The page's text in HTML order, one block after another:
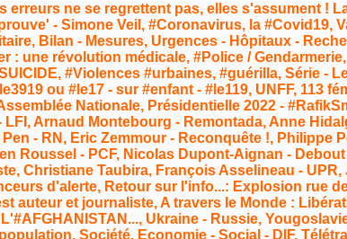
erreurs ne se regrettent pas, elles s'assument !
- Simone Veil, #Coronavirus, la #Covid19,
Bilan - Mesures, Urgences - Hôpitaux -
: une révolution médicale, #Police /
#Violences #urbaines, #guérilla, Série -
ou #le17 - sur #enfant - #le119, UNFF, 113
Nationale, Présidentielle 2022 -
Arnaud Montebourg - Remontada, Anne
- RN, Eric Zemmour - Reconquête !, Philippe
Roussel - PCF, Nicolas Dupont-Aignan -
Christiane Taubira, François Asselineau -
d'alerte, Retour sur l'info...: Explosion rue
auteur et journaliste, A travers le Monde :
Ukraine - Russie,
Société, Economie - Social - DIF,